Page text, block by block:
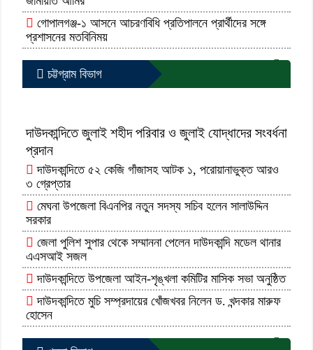
গোপালগঞ্জ-১ আসনে আচরণবিধি প্রতিপালনে প্রার্থীদের সঙ্গে
প্রশাসনের মতবিনিময়
আরো পড়ুন...
চট্টগ্রাম বিভাগ
দাউদকান্দিতে জুলাই শহীদ পরিবার ও জুলাই যোদ্ধাদের সংবর্ধনা
প্রদান
দাউদকান্দিতে ৫২ কেজি গাঁজাসহ আটক ১, পরোয়ানাভুক্ত আরও
৩ গ্রেপ্তার
মেঘনা উপজেলা বিএনপির নতুন সদস্য সচিব হলেন সালাউদ্দিন
সরকার
জেলা পুলিশ সুপার থেকে সম্মাননা পেলেন দাউদকান্দি মডেল থানার
এএসআই সজল
দাউদকান্দিতে উপজেলা আইন-শৃঙ্খলা কমিটির মাসিক সভা অনুষ্ঠিত
দাউদকান্দিতে মুচি সম্প্রদায়ের খোঁজখবর নিলেন ড. খন্দকার মারুফ
হোসেন
আরো পড়ুন...